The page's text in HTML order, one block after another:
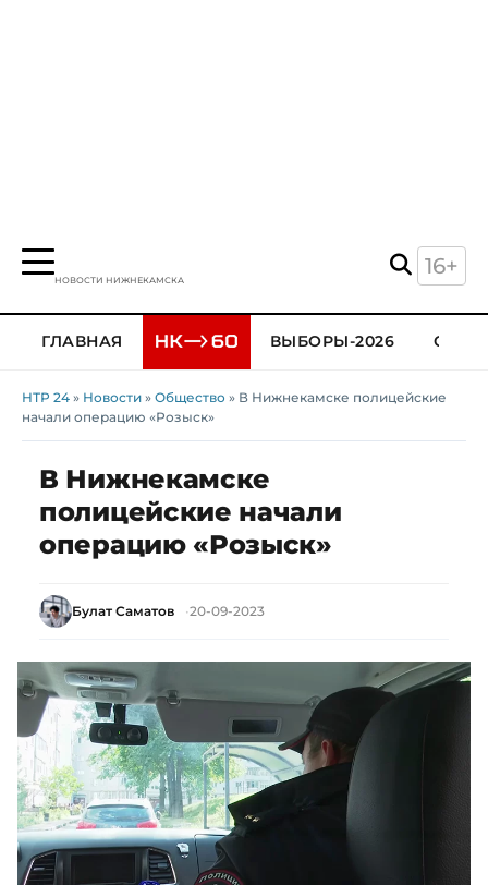
НОВОСТИ НИЖНЕКАМСКА
16+
ГЛАВНАЯ ВЫБОРЫ-2026
НТР 24 » Новости » Общество » В Нижнекамске полицейские
начали операцию «Розыск»
В Нижнекамске
полицейские начали
операцию «Розыск»
Булат Саматов 20-09-2023